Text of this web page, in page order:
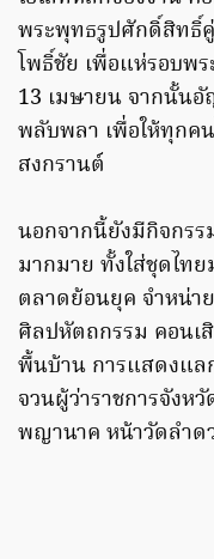
พระพุทธรูปศักดิ์สิทธิ์
โพธิ์ชัย เพื่อแห่รอบพ
13 เมษายน จากนั้น
พลับพลา เพื่อให้ทุกค
สงกรานต์
นอกจากนี้ยังมีกิจกรร
มากมาย ทั้งใส่ชุดไท
ตลาดย้อนยุค จำหน่า
ศิลปหัตถกรรม คอนเ
พื้นบ้าน การแสดงแล
จวนผู้ว่าราชการจังห
พญานาค หน้าวัดลำด